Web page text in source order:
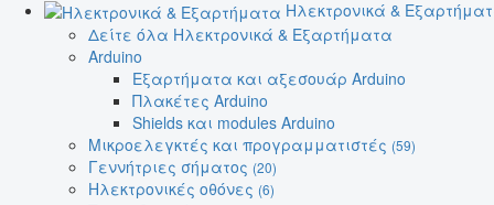
Ηλεκτρονικά &
Δείτε όλα Ηλεκτρονικά & Εξαρτήματα
Arduino
Εξαρτήματα και αξεσουάρ Arduino
Πλακέτες Arduino
Shields και modules Arduino
Μικροελεγκτές και προγραμματιστές (59)
Γεννήτριες σήματος (20)
Ηλεκτρονικές οθόνες (6)